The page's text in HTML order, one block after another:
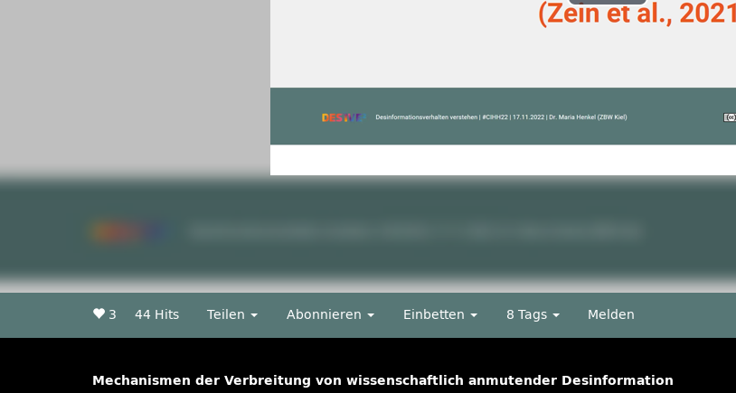
3 44 Hits Teilen Abonnieren Einbetten 8 Tags Melden
Mechanismen der Verbreitung von wissenschaftlich anmutender Desinformation